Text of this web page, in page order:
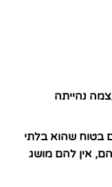
נהייתה
בטוח שהוא בלתי
אין להם מושג